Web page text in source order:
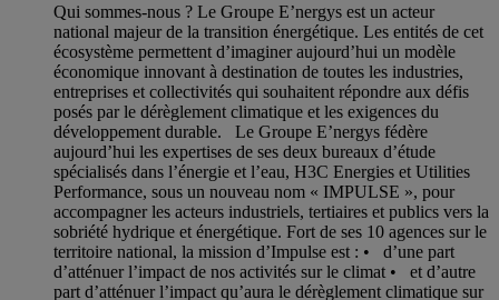
Qui sommes-nous ? Le Groupe E’nergys est un acteur
national majeur de la transition énergétique. Les entités de cet
écosystème permettent d’imaginer aujourd’hui un modèle
économique innovant à destination de toutes les industries,
entreprises et collectivités qui souhaitent répondre aux défis
posés par le dérèglement climatique et les exigences du
développement durable. Le Groupe E’nergys fédère
aujourd’hui les expertises de ses deux bureaux d’étude
spécialisés dans l’énergie et l’eau, H3C Energies et Utilities
Performance, sous un nouveau nom « IMPULSE », pour
accompagner les acteurs industriels, tertiaires et publics vers la
sobriété hydrique et énergétique. Fort de ses 10 agences sur le
territoire national, la mission d’Impulse est : • d’une part
d’atténuer l’impact de nos activités sur le climat • et d’autre
part d’atténuer l’impact qu’aura le dérèglement climatique sur